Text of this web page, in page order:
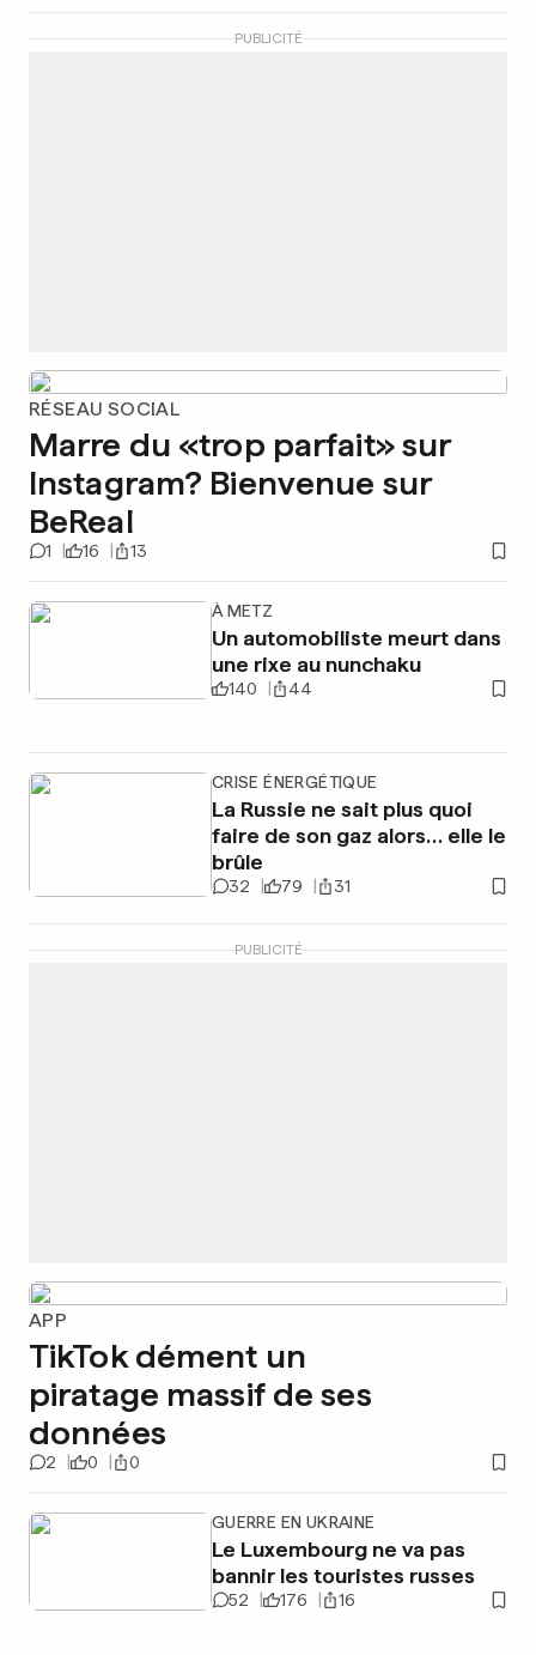
PUBLICITÉ
RÉSEAU SOCIAL
Marre du «trop parfait» sur
Instagram? Bienvenue sur
BeReal
1 16 13
À METZ
Un automobiliste meurt dans
une rixe au nunchaku
140 44
CRISE ÉNERGÉTIQUE
La Russie ne sait plus quoi
faire de son gaz alors… elle le
brûle
32 79 31
PUBLICITÉ
APP
TikTok dément un
piratage massif de ses
données
2 0 0
GUERRE EN UKRAINE
Le Luxembourg ne va pas
bannir les touristes russes
52 176 16